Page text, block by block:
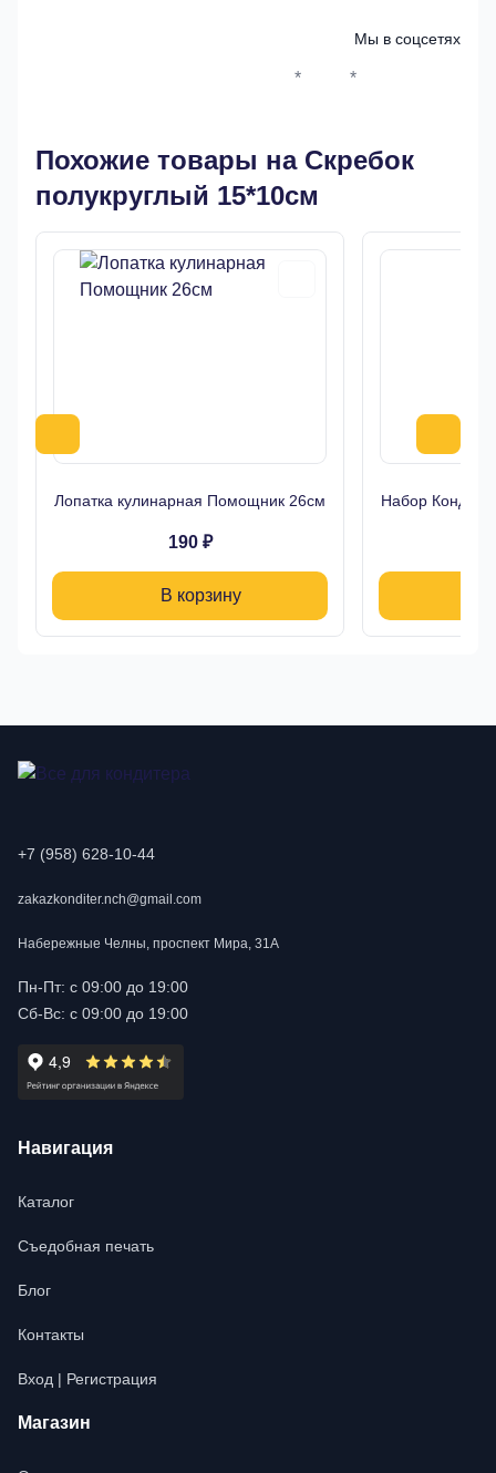
Мы в соцсетях
* *
Похожие товары на Скребок
полукруглый 15*10см
Лопатка кулинарная Помощник 26см
190 ₽
В корзину
Набор
+7 (958) 628-10-44
zakazkonditer.nch@gmail.com
Набережные Челны, проспект Мира, 31А
Пн-Пт: с 09:00 до 19:00
Сб-Вс: с 09:00 до 19:00
Навигация
Каталог
Съедобная печать
Блог
Контакты
Вход | Регистрация
Магазин